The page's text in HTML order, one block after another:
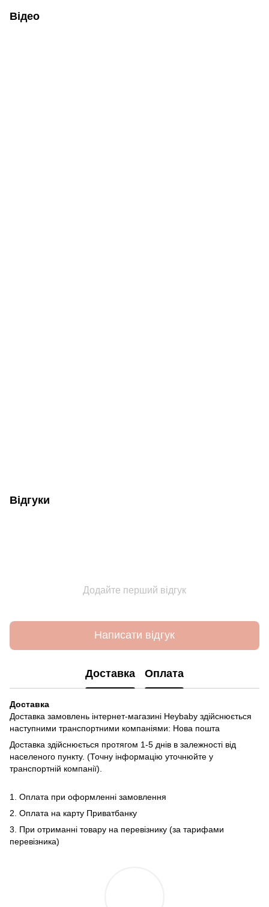
Відео
Відгуки
Додайте перший відгук
Написати відгук
Доставка Оплата
Доставка
Доставка замовлень інтернет-магазині Heybaby здійснюється
наступними транспортними компаніями: Нова пошта
Доставка здійснюється протягом 1-5 днів в залежності від
населеного пункту. (Точну інформацію уточнюйте у
транспортній компанії).
1. Оплата при оформленні замовлення
2. Оплата на карту Приватбанку
3. При отриманні товару на перевізнику (за тарифами
перевізника)